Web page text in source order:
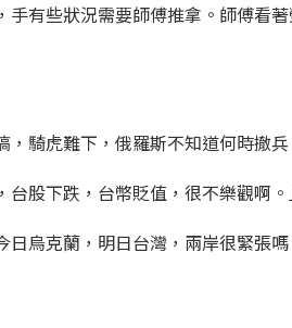
手有些狀況需要師傅推拿。師傅看
，騎虎難下，俄羅斯不知道何時撤
台股下跌，台幣貶值，很不樂觀啊
日烏克蘭，明日台灣，兩岸很緊張